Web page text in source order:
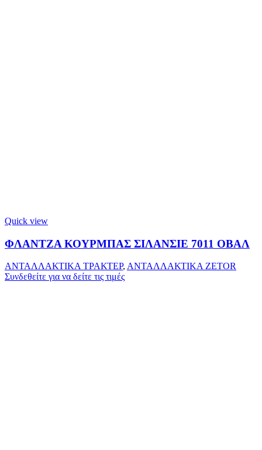
Quick view
ΦΛΑΝΤΖΑ ΚΟΥΡΜΠΑΣ ΣΙΛΑΝΣΙΕ 7011 ΟΒΑΛ
ΑΝΤΑΛΛΑΚΤΙΚΑ ΤΡΑΚΤΕΡ, ΑΝΤΑΛΛΑΚΤΙΚΑ ZETOR
Συνδεθείτε για να δείτε τις τιμές